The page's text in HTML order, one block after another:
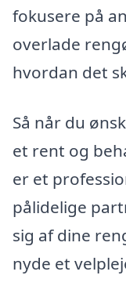
fokusere på
overlade
hvordan det
Så når du
et rent og
er et
pålidelige
sig af dine
nyde et